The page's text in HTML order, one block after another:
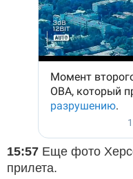
15:57 Еще фото
прилета.